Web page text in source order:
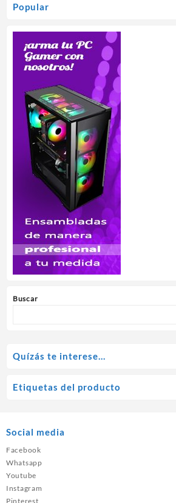
Popular
Buscar
Quízás te interese…
Etiquetas del producto
Social media
Facebook
Whatsapp
Youtube
Instagram
Pinterest